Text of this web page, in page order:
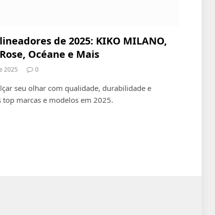
de 2025: KIKO MILANO,
Océane e Mais
2025 0
seu olhar com qualidade, durabilidade e
marcas e modelos em 2025.